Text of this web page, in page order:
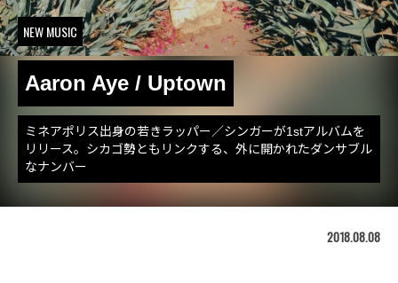
NEW MUSIC
Aaron Aye / Uptown
ミネアポリス出身の若きラッパー／シンガーが1stアルバムを
リリース。シカゴ勢ともリンクする、外に開かれたダンサブル
なナンバー
2018.08.08